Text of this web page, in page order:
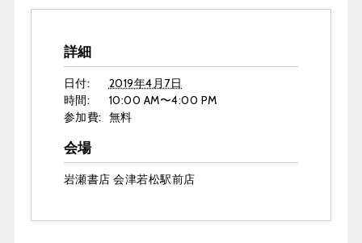
詳細
日付:
2019年4月7日
時間:
10:00 AM〜4:00 PM
参加費: 無料
会場
岩瀬書店 会津若松駅前店